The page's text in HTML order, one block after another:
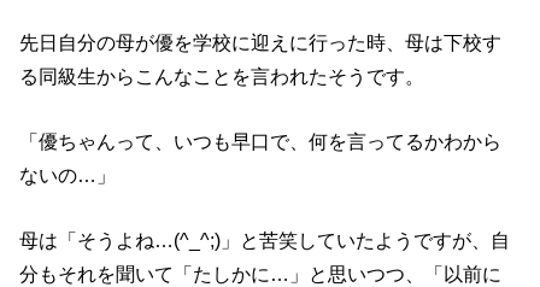
先日自分の母が優を学校に迎えに行った時、母は下校す
る同級生からこんなことを言われたそうです。
「優ちゃんって、いつも早口で、何を言ってるかわから
ないの…」
母は「そうよね…(^_^;)」と苦笑していたようですが、自
分もそれを聞いて「たしかに…」と思いつつ、「以前に